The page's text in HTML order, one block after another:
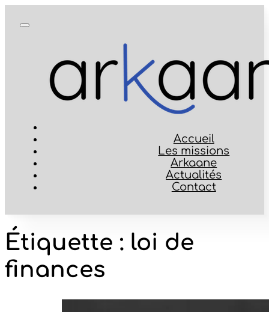
Accueil
Les missions
Arkaane
Actualités
Contact
Étiquette : loi de
finances